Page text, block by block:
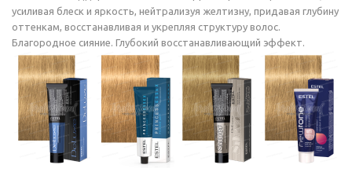
усиливая блеск и яркость, нейтрализуя желтизну, придавая глубину
оттенкам, восстанавливая и укрепляя структуру волос.
Благородное сияние. Глубокий восстанавливающий эффект.